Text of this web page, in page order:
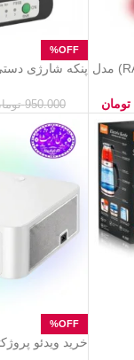
آسیاب برقی چندکاره راف (RAF) مدل
تومان
پنکه شارژی
950.000
خرید ویدئو